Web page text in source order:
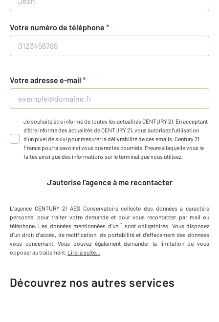
Votre numéro de téléphone *
Votre adresse e-mail *
Je souhaite être informé de toutes les actualités CENTURY 21. En acceptant
d'être informé des actualités de CENTURY 21, vous autorisez l'utilisation
d'un pixel de suivi pour mesurer la délivrabilité de ces emails. Century 21
France pourra savoir si vous ouvrez les courriels, l'heure à laquelle vous le
faites ainsi que des informations sur le terminal que vous utilisez.
J'autorise l'agence à me recontacter
L'agence CENTURY 21 AES Conservatoire collecte des données à caractère
personnel pour traiter votre demande et pour vous recontacter par mail ou
téléphone. Les données mentionnées d'un * sont obligatoires. Vous disposez
d'un droit d'accès, de rectification, de portabilité et d'effacement des données
vous concernant. Vous pouvez également demander la limitation ou vous
opposer au traitement. Lire la suite...
Découvrez nos autres services